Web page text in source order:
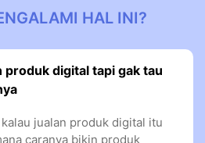
HAL INI?
produk digital tapi gak tau
jualan produk digital itu
caranya bikin produk